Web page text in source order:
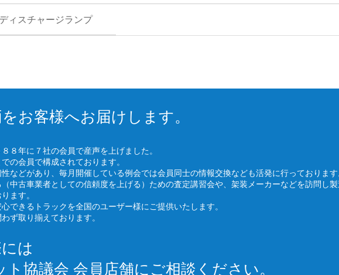
ディスチャージランプ
お客様へお届けします。
８年に７社の会員で産声を上げました。
の会員で構成されております。
などがあり、毎月開催している例会では会員同士の情報交換なども活発に行っております
中古車業者としての信頼度を上げる）ための査定講習会や、架装メーカーなどを訪問し
ます。
できるトラックを全国のユーザー様にご提供いたします。
ず取り揃えております。
は
協議会 会員店舗にご相談ください。